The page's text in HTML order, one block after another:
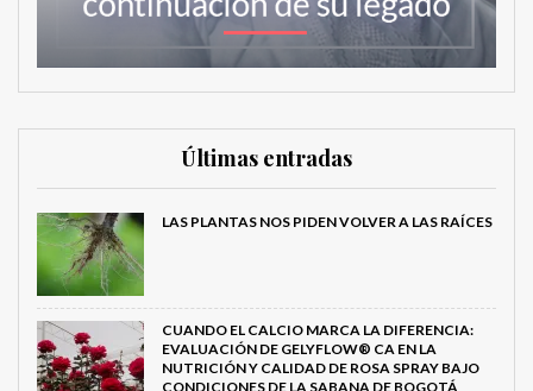
Últimas entradas
LAS PLANTAS NOS PIDEN VOLVER A LAS RAÍCES
CUANDO EL CALCIO MARCA LA DIFERENCIA:
EVALUACIÓN DE GELYFLOW® CA EN LA
NUTRICIÓN Y CALIDAD DE ROSA SPRAY BAJO
CONDICIONES DE LA SABANA DE BOGOTÁ